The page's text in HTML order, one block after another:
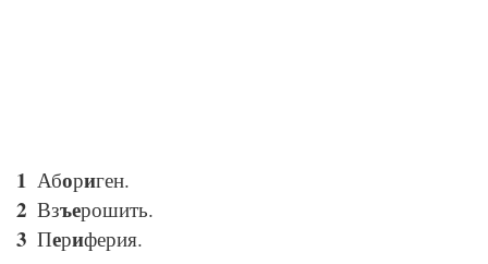
Абориген.
Взъерошить.
Периферия.